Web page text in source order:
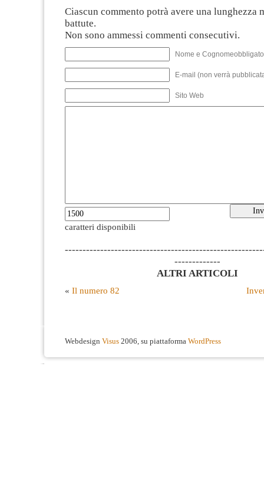
Ciascun commento potrà avere una lunghezza
battute.
Non sono ammessi commenti consecutivi.
Nome e
E-mail (non verrà
Sito Web
caratteri disponibili
-------------
ALTRI ARTICOLI
« Il numero 82
Webdesign Visus 2006, su piattaforma WordPress